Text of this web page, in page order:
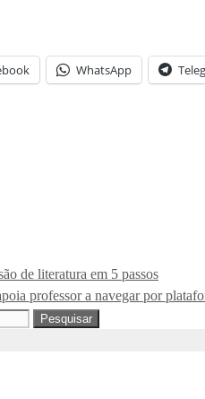
WhatsApp
de literatura em 5 passos
professor a navegar por